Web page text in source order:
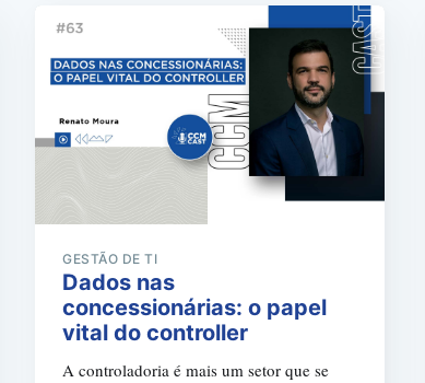
GESTÃO DE TI
Dados nas
concessionárias: o papel
vital do controller
A controladoria é mais um setor que se